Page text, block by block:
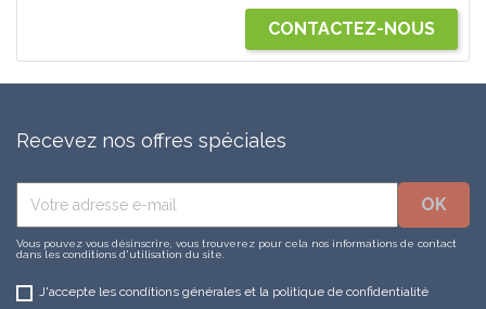
CONTACTEZ-NOUS
Recevez nos offres spéciales
Vous pouvez vous désinscrire, vous trouverez pour cela nos informations de contact
dans les conditions d'utilisation du site.
J'accepte les conditions générales et la politique de confidentialité